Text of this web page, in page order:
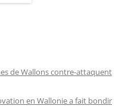
de Wallons contre-attaquent
en Wallonie a fait bondir